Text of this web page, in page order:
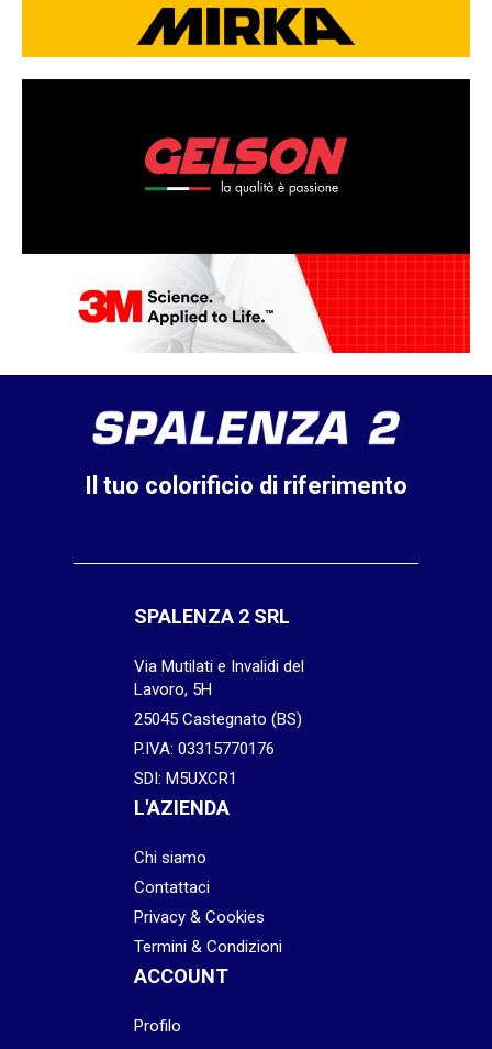
Il tuo colorificio di riferimento
SPALENZA 2 SRL
Via Mutilati e Invalidi del
Lavoro, 5H
25045 Castegnato (BS)
P.IVA: 03315770176
SDI: M5UXCR1
L'AZIENDA
Chi siamo
Contattaci
Privacy & Cookies
Termini & Condizioni
ACCOUNT
Profilo